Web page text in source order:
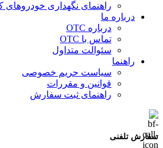
راهنمای نگهداری خودروهای
درباره ما
درباره OTC
تماس با OTC
سئوالت متداول
راهنما
سیاست حریم خصوصی
قوانین و مقررات
راهنمای ثبت سفارش
سفارش تلفنی